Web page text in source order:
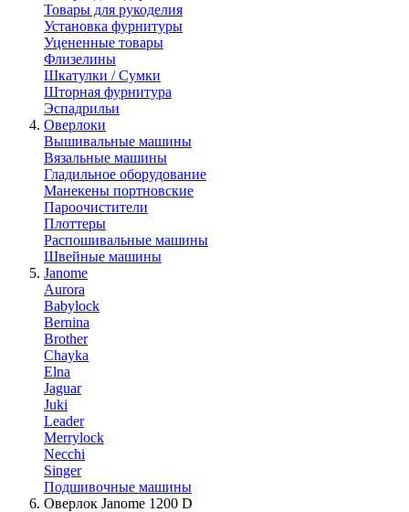
Товары для рукоделия
Установка фурнитуры
Уцененные товары
Флизелины
Шкатулки / Сумки
Шторная фурнитура
Эспадрильи
Оверлоки
Вышивальные машины
Вязальные машины
Гладильное оборудование
Манекены портновские
Пароочистители
Плоттеры
Распошивальные машины
Швейные машины
Janome
Aurora
Babylock
Bernina
Brother
Chayka
Elna
Jaguar
Juki
Leader
Merrylock
Necchi
Singer
Подшивочные машины
Оверлок Janome 1200 D